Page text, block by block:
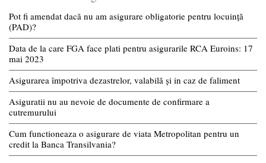
Pot fi amendat dacă nu am asigurare obligatorie pentru locuință
(PAD)?
Data de la care FGA face plati pentru asigurarile RCA Euroins: 17
mai 2023
Asigurarea împotriva dezastrelor, valabilă și in caz de faliment
Asiguratii nu au nevoie de documente de confirmare a
cutremurului
Cum functioneaza o asigurare de viata Metropolitan pentru un
credit la Banca Transilvania?